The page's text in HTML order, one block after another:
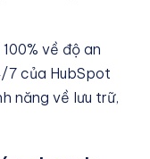
về độ an
7 của HubSpot
năng về lưu trữ,